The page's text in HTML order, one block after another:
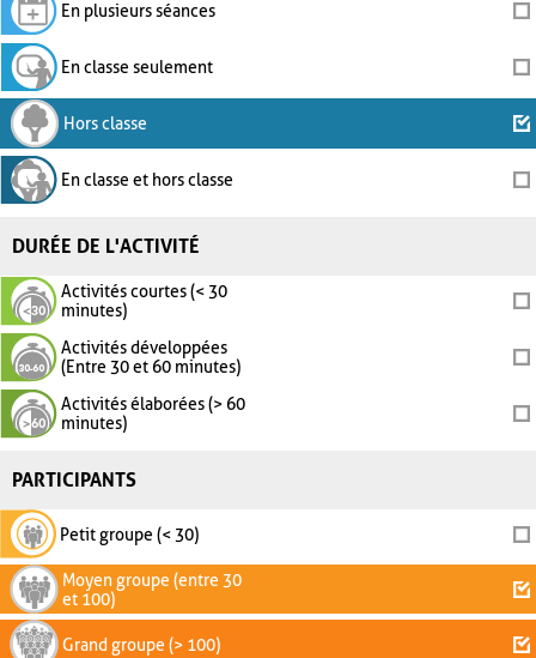
En plusieurs séances
En classe seulement
Hors classe
En classe et hors classe
DURÉE DE L'ACTIVITÉ
Activités courtes (< 30
minutes)
Activités développées
(Entre 30 et 60 minutes)
Activités élaborées (> 60
minutes)
PARTICIPANTS
Petit groupe (< 30)
Moyen groupe (entre 30
et 100)
Grand groupe (> 100)